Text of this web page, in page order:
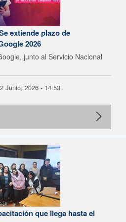
extiende plazo de
2026
junto al Servicio Nacional
Junio, 2026 - 14:53
que llega hasta el